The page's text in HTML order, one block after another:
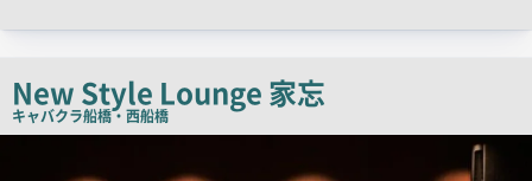
コ
ピ
New Style Lounge 家忘
キャバクラ船橋・西船橋